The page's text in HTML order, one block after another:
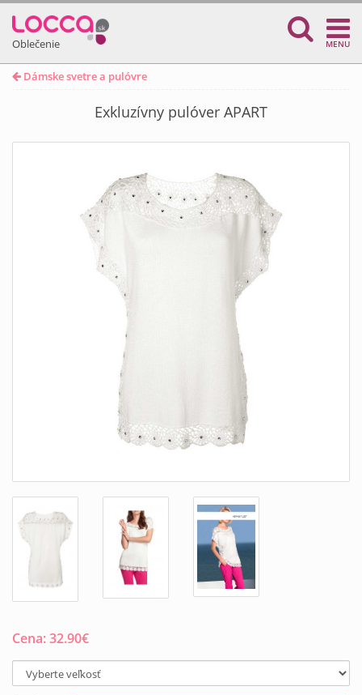
Oblečenie MENU
Dámske svetre a pulóvre
Exkluzívny pulóver APART
Cena:32.90€